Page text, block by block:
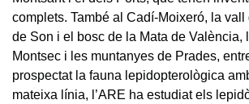
complets. També al Cadí-Moixeró, la vall
de Son i el bosc de la Mata de València,
Montsec i les muntanyes de Prades,
prospectat la fauna lepidopterològica
mateixa línia, l’ARE ha estudiat els